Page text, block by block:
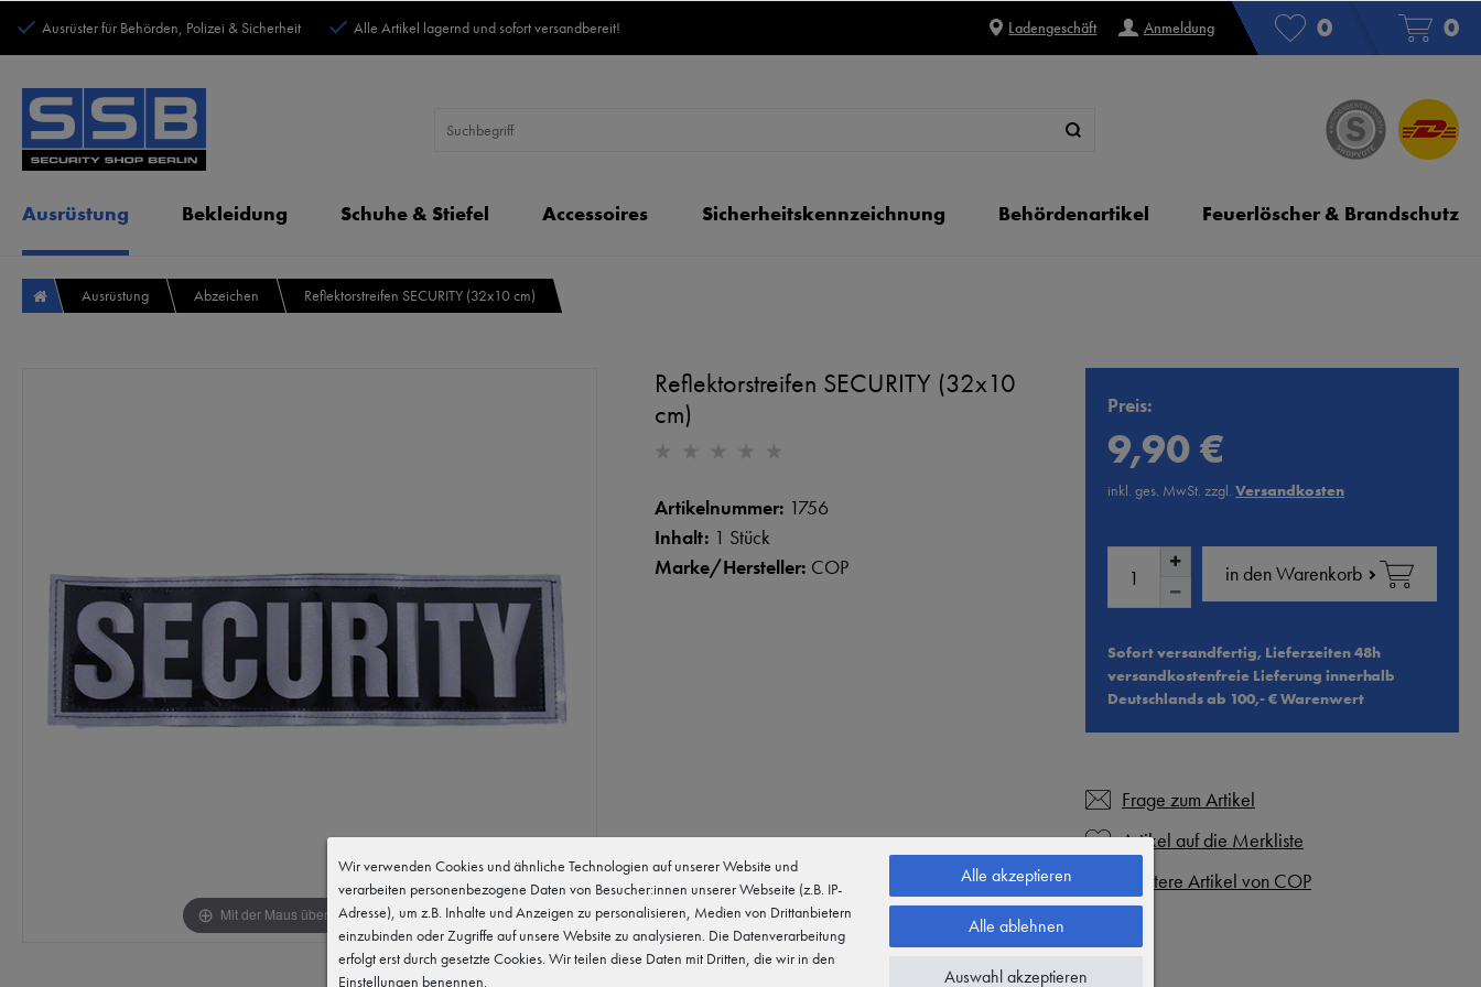
Ausrüster für Behörden, Polizei & Sicherheit Alle Artikel lagernd und sofort versandbereit! Ladengeschäft Anmeldung 0 0
Ausrüstung Bekleidung Schuhe & Stiefel Accessoires Sicherheitskennzeichnung Behördenartikel Feuerlöscher & Brandschutz
Ausrüstung Abzeichen Reflektorstreifen SECURITY (32x10 cm)
Mit der Maus über das Bild fahren
Reflektorstreifen SECURITY (32x10
cm)
Artikelnummer: 1756
Inhalt: 1 Stück
Marke/Hersteller: COP
Preis:
9,90 €
inkl. ges. MwSt. zzgl. Versandkosten
in den Warenkorb
Sofort versandfertig, Lieferzeiten 48h
versandkostenfreie Lieferung innerhalb
Deutschlands ab 100,- € Warenwert
Frage zum Artikel
Weitere Artikel von COP
Wir verwenden Cookies und ähnliche Technologien auf unserer Website und
verarbeiten personenbezogene Daten von Besucher:innen unserer Webseite (z.B. IP-
Adresse), um z.B. Inhalte und Anzeigen zu personalisieren, Medien von Drittanbietern
einzubinden oder Zugriffe auf unsere Website zu analysieren. Die Datenverarbeitung
erfolgt erst durch gesetzte Cookies. Wir teilen diese Daten mit Dritten, die wir in den
Einstellungen benennen.
Alle akzeptieren
Alle ablehnen
Auswahl akzeptieren